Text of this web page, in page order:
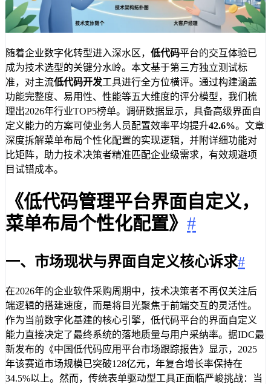
随着企业数字化转型进入深水区， 低代码平台的交互体验已
成为技术选型的关键分水岭。本文基于第三方独立测试标
准，对主流低代码开发工具进行全方位横评。通过构建涵盖
功能完整度、易用性、性能等五大维度的评分模型，我们梳
理出2026年行业TOP5榜单。调研数据显示，具备高级界面自
定义能力的方案可使业务人员配置效率平均提升42.6%。文章
深度拆解菜单布局个性化配置的实现逻辑，并附详细功能对
比矩阵，助力技术决策者精准匹配企业级需求，有效规避项
目试错成本。
《低代码管理平台界面自定义，
菜单布局个性化配置》 #
一、市场现状与界面自定义核心诉求#
在2026年的企业软件采购周期中，技术决策者不再仅关注后
端逻辑的搭建速度，而是将目光聚焦于前端交互的灵活性。
作为当前数字化基建的核心引擎，低代码平台的界面自定义
能力直接决定了最终系统的落地质量与用户采纳率。据IDC最
新发布的《中国低代码应用平台市场跟踪报告》显示，2025
年该赛道市场规模已突破128亿元，年复合增长率保持在
34.5%以上。然而，传统表单驱动型工具正面临严峻挑战：当